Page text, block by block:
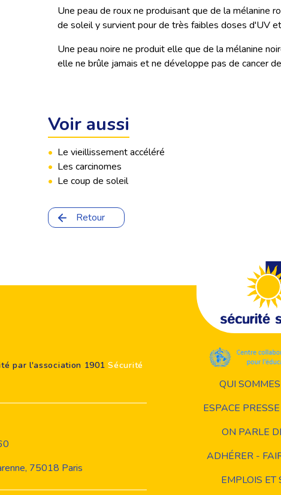
Une peau de roux ne produisant que de la mélanine
de soleil y survient pour de très faibles doses d'UV
Une peau noire ne produit elle que de la mélanine
elle ne brûle jamais et ne développe pas de cancer
Voir aussi
• Le vieillissement accéléré
• Les carcinomes
• Le coup de soleil
Retour
par l'association 1901Sécurité
75018 Paris
QUI
ESPACE PRESSE
ON PARLE
ADHÉRER -
EMPLOIS ET